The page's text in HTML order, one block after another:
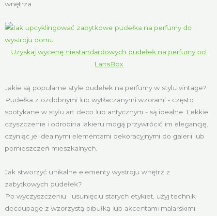
wnętrza.
Uzyskaj wycenę niestandardowych pudełek na perfumy od
LansBox
Jakie są popularne style pudełek na perfumy w stylu vintage?
Pudełka z ozdobnymi lub wytłaczanymi wzorami - często
spotykane w stylu art deco lub antycznym - są idealne. Lekkie
czyszczenie i odrobina lakieru mogą przywrócić im elegancję,
czyniąc je idealnymi elementami dekoracyjnymi do galerii lub
pomieszczeń mieszkalnych.
Jak stworzyć unikalne elementy wystroju wnętrz z
zabytkowych pudełek?
Po wyczyszczeniu i usunięciu starych etykiet, użyj technik
decoupage z wzorzystą bibułką lub akcentami malarskimi.